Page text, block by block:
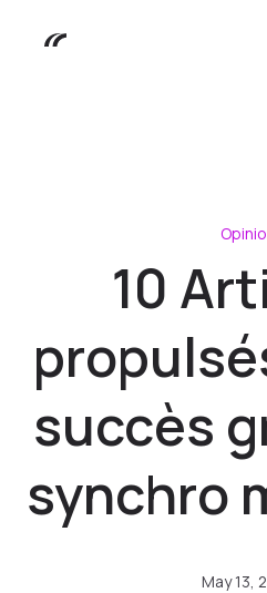
10
succès
synchro
May 13,